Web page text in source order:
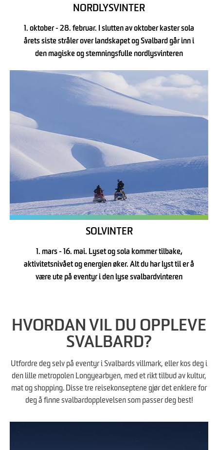
NORDLYSVINTER
1. oktober - 28. februar. I slutten av oktober kaster sola
årets siste stråler over landskapet og Svalbard går inn i
den magiske og stemningsfulle nordlysvinteren
SOLVINTER
1. mars - 16. mai. Lyset og sola kommer tilbake,
aktivitetsnivået og energien øker. Alt du har lyst til er å
være ute på eventyr i den lyse svalbardvinteren
HVORDAN VIL DU OPPLEVE
SVALBARD?
Utfordre deg selv på eventyr i Svalbards villmark, eller kos deg i
den lille metropolen Longyearbyen, med et rikt tilbud av kultur,
mat og shopping. Disse tre reisekonseptene gjør det enklere for
deg å finne svalbardopplevelsen som passer deg best!